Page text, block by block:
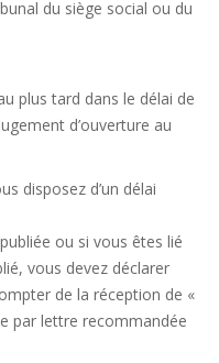
du siège social ou du
plus tard dans le délai de
d’ouverture au
disposez d’un délai
ou si vous êtes lié
vous devez déclarer
de la réception de «
par lettre recommandée